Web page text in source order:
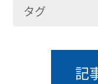
タグ
記